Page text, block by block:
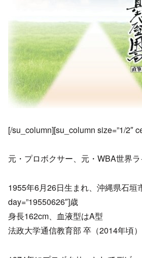
[/su_column][su_column size=”1/2″
元・プロボクサー、元・WBA世界
1955年6月26日生まれ、沖縄県石垣
day=”19550626″]歳
身長162cm、血液型はA型
法政大学通信教育部 卒（2014年頃）